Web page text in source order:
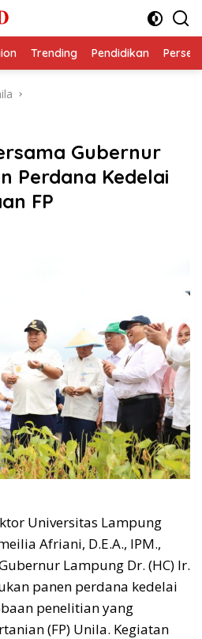
Trending Pendidikan
Gubernur
Perdana Kedelai
FP
Universitas Lampung
Afriani, D.E.A., IPM.,
Lampung Dr. (HC) Ir.
panen perdana kedelai
penelitian yang
(FP) Unila. Kegiatan